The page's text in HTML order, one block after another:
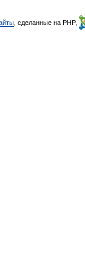
, сделанные на PHP,